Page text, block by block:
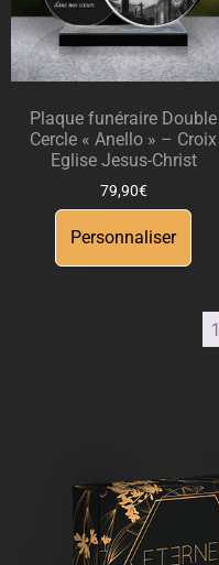
Plaque funéraire Double
Cercle « Anello » – Croix
Eglise Jesus-Christ
79,90€
Personnaliser
1